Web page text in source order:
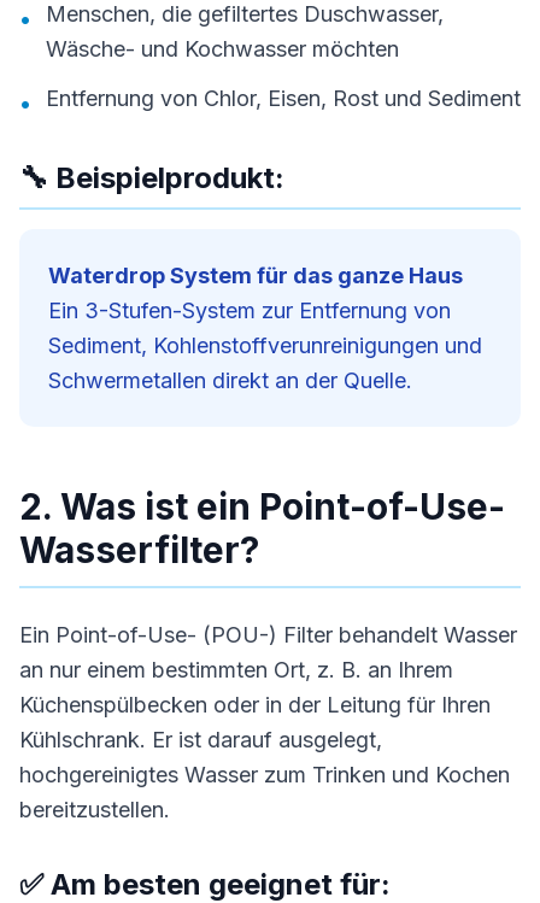
•
Menschen, die gefiltertes Duschwasser,
Wäsche- und Kochwasser möchten
• Entfernung von Chlor, Eisen, Rost und Sediment
🔧 Beispielprodukt:
Waterdrop System für das ganze Haus
Ein 3-Stufen-System zur Entfernung von
Sediment, Kohlenstoffverunreinigungen und
Schwermetallen direkt an der Quelle.
2. Was ist ein Point-of-Use-
Wasserfilter?
Ein Point-of-Use- (POU-) Filter behandelt Wasser
an nur einem bestimmten Ort, z. B. an Ihrem
Küchenspülbecken oder in der Leitung für Ihren
Kühlschrank. Er ist darauf ausgelegt,
hochgereinigtes Wasser zum Trinken und Kochen
bereitzustellen.
✅ Am besten geeignet für: